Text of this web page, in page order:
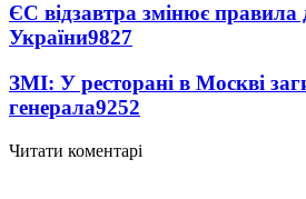
ЄС відзавтра змінює правила
України9827
ЗМІ: У ресторані в Москві
генерала9252
Читати коментарі